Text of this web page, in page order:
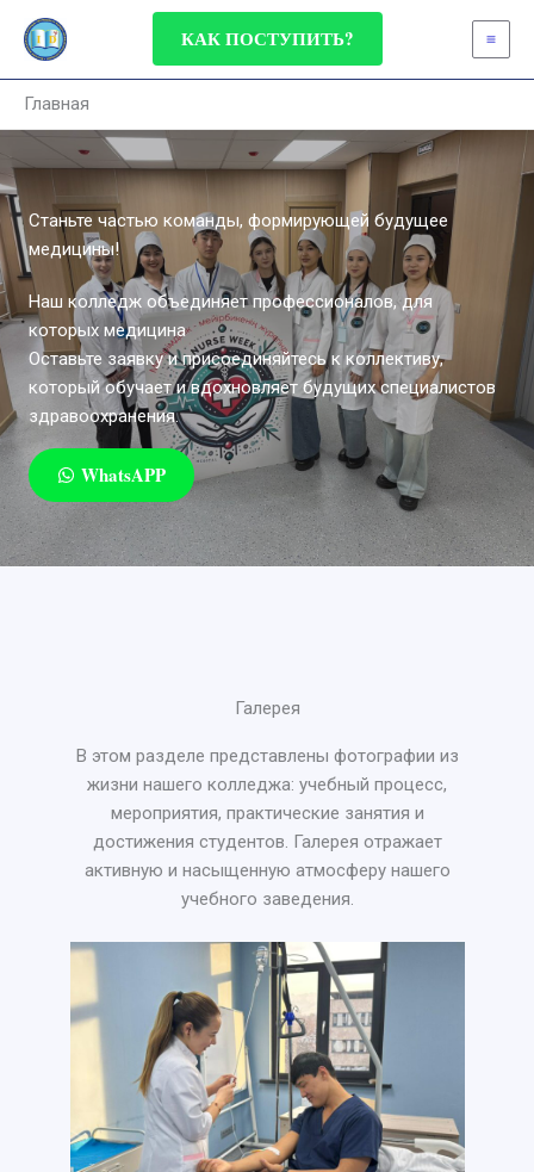
Перейти
КАК ПОСТУПИТЬ?
Главная
Станьте частью команды, формирующей будущее
медицины!
Наш колледж объединяет профессионалов, для
которых медицина
Оставьте заявку и присоединяйтесь к коллективу,
который обучает и вдохновляет будущих специалистов
здравоохранения.
WhatsAPP
Галерея
В этом разделе представлены фотографии из
жизни нашего колледжа: учебный процесс,
мероприятия, практические занятия и
достижения студентов. Галерея отражает
активную и насыщенную атмосферу нашего
учебного заведения.